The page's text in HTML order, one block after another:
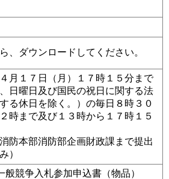
、ダウンロードしてください。
月１７日（月）１７時１５分まで
、日曜日及び国民の祝日に関する法
る休日を除く。）の毎日８時３０
時まで及び１３時から１７時１５
防本部消防部企画財政課まで提出
）
般競争入札参加申込書（物品）